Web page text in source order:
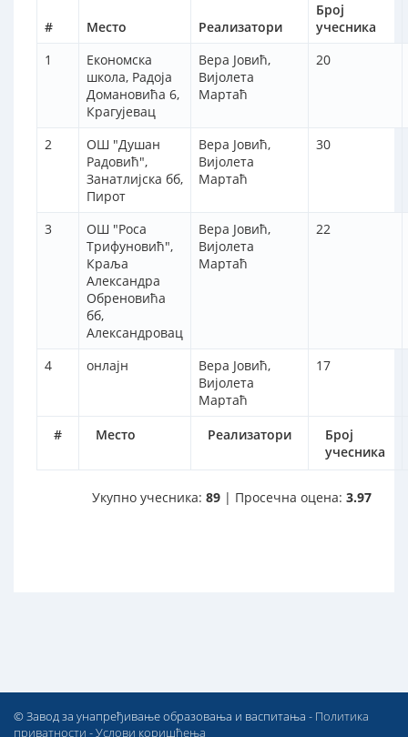
# Место Реализатори
Број
учесника
# Место Реализатори
Број
учесника
1
Економска
школа, Радоја
Домановића 6,
Крагујевац
Вера Јовић,
Вијолета
Мартаћ
20
2
ОШ "Душан
Радовић",
Занатлијска бб,
Пирот
Вера Јовић,
Вијолета
Мартаћ
30
3
OШ "Роса
Трифуновић",
Краља
Александра
Обреновића
бб,
Александровац
Вера Јовић,
Вијолета
Мартаћ
22
4 онлајн
Вера Јовић,
Вијолета
Мартаћ
17
Укупно учесника: 89 | Просечна оцена: 3.97
© Завод за унапређивање образовања и васпитања - Политика
приватности -Услови коришћења